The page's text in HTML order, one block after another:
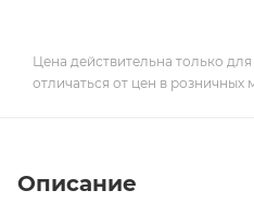
Цена действительна только
отличаться от цен в розничных
Описание